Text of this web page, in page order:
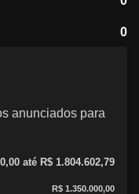
0
anunciados para
até R$ 1.804.602,79
R$ 1.350.000,00